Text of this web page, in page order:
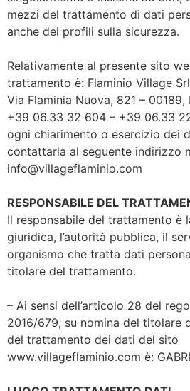
mezzi del trattamento di dati
anche dei profili sulla sicurezza.
Relativamente al presente sito
trattamento è: Flaminio Village
Via Flaminia Nuova, 821 – 00189,
+39 06.33 32 604 – +39 06.33
ogni chiarimento o esercizio dei
contattarla al seguente indirizzo
info@villageflaminio.com
RESPONSABILE DEL
Il responsabile del trattamento è
giuridica, l’autorità pubblica, il
organismo che tratta dati
titolare del trattamento.
– Ai sensi dell’articolo 28 del
2016/679, su nomina del titolare
del trattamento dei dati del sito
www.villageflaminio.com è: